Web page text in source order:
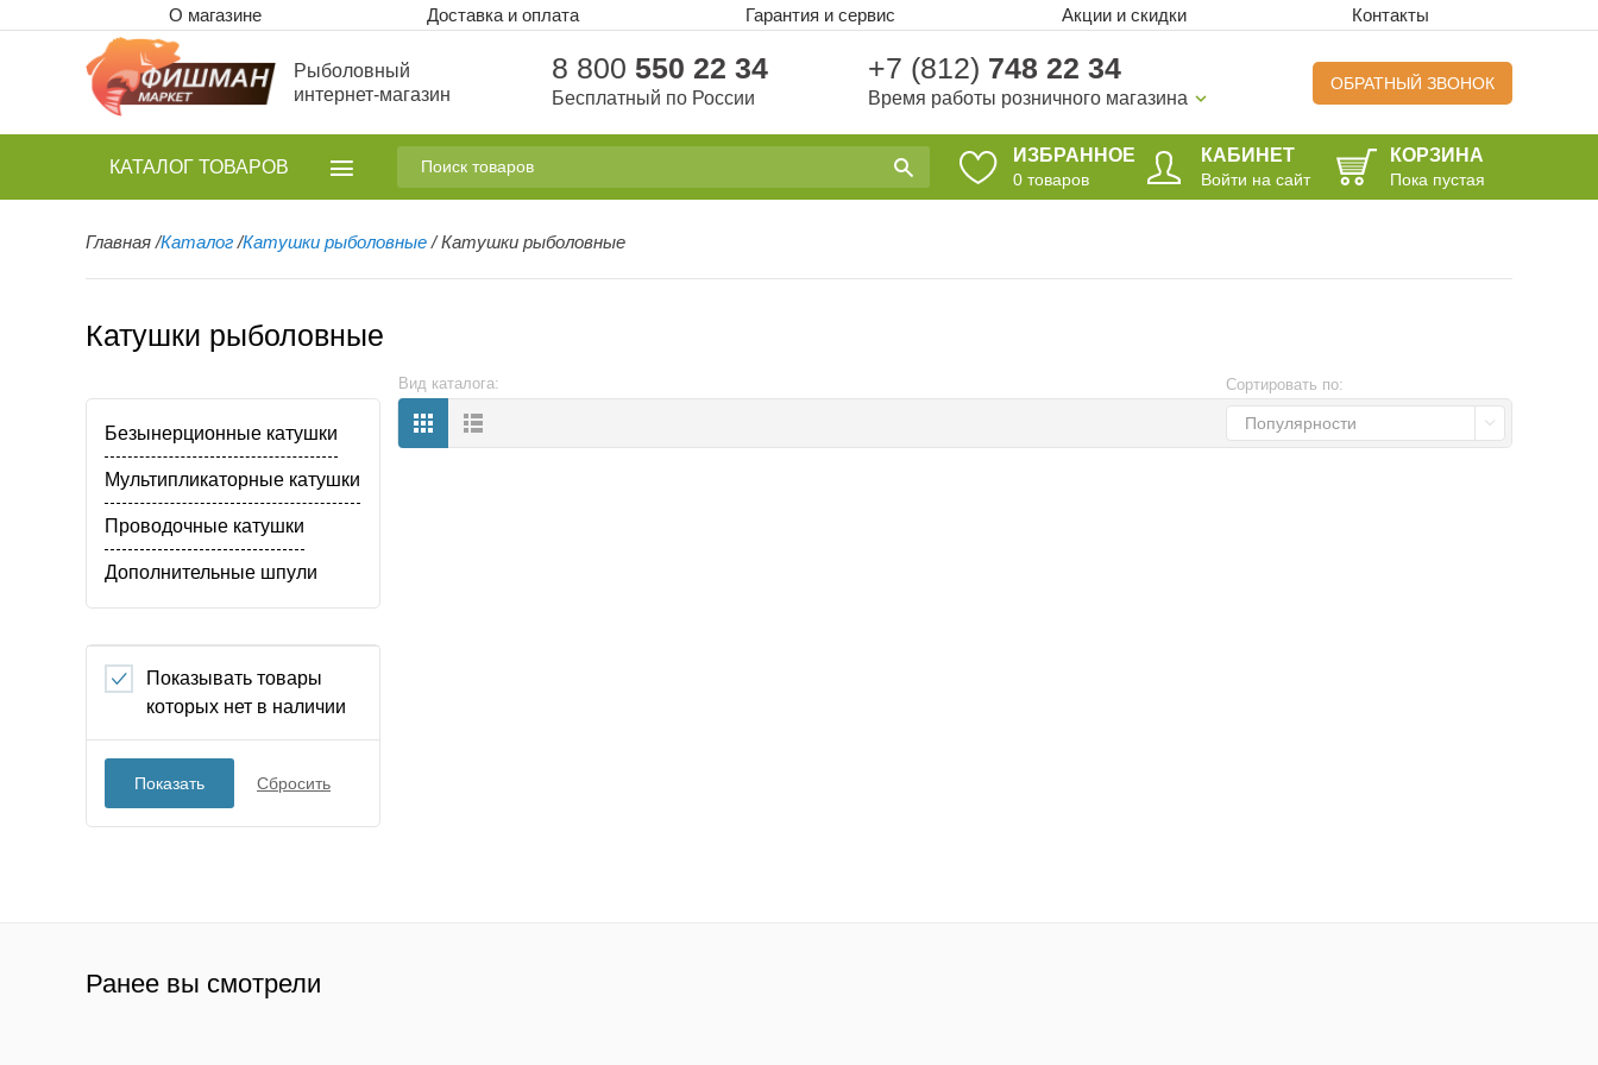
О магазине Доставка и оплата Гарантия и сервис Акции и скидки Контакты
Рыболовный
интернет-магазин
8 800 550 22 34
Бесплатный по России
+7 (812) 748 22 34
Время работы розничного магазина
ОБРАТНЫЙ ЗВОНОК
ИЗБРАННОЕ
0 товаров
КАБИНЕТ
Войти на сайт
КОРЗИНА
Пока пустая
КАТАЛОГ ТОВАРОВ
Главная /Каталог /Катушки рыболовные /Катушки рыболовные
Катушки рыболовные
Безынерционные катушки
Мультипликаторные катушки
Проводочные катушки
Дополнительные шпули
Показывать товары
которых нет в наличии
Сбросить
Вид каталога: Сортировать по:
Популярности
Ранее вы смотрели